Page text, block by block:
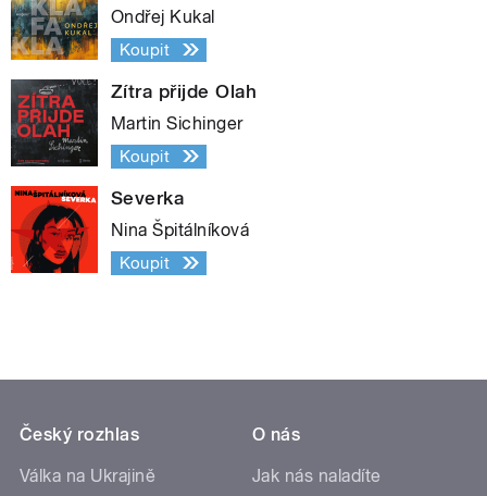
Ondřej Kukal
Koupit
Zítra přijde Olah
Martin Sichinger
Koupit
Severka
Nina Špitálníková
Koupit
Český rozhlas
Válka na Ukrajině
O nás
Jak nás naladíte